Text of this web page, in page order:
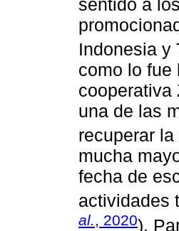
Indonesia y
como lo fue
cooperativa
una de las
recuperar
mucha
fecha de
actividades
al. , 2020).